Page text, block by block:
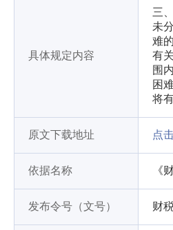
具体规定内容
三
未
难
有
围
困
将
原文下载地址 点
依据名称 《
发布令号（文号） 财